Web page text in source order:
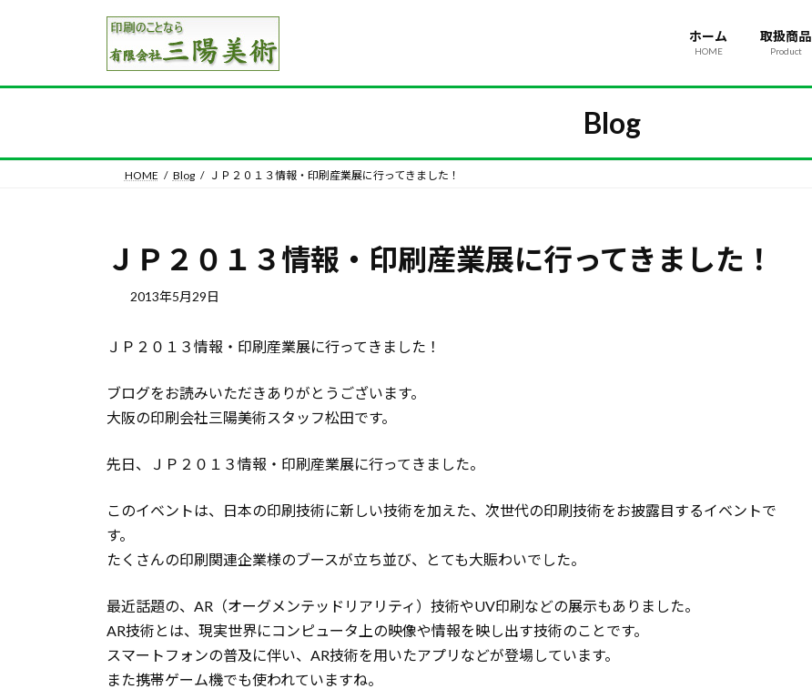
キ
に
ホーム
HOME
取扱商品
Product
Blog
HOME Blog ＪＰ２０１３情報・印刷産業展に行ってきました！
ＪＰ２０１３情報・印刷産業展に行ってきました！
2013年5月29日
ＪＰ２０１３情報・印刷産業展に行ってきました！
ブログをお読みいただきありがとうございます。
大阪の印刷会社三陽美術スタッフ松田です。
先日、ＪＰ２０１３情報・印刷産業展に行ってきました。
このイベントは、日本の印刷技術に新しい技術を加えた、次世代の印刷技術をお披露目するイベントで
す。
たくさんの印刷関連企業様のブースが立ち並び、とても大賑わいでした。
最近話題の、AR（オーグメンテッドリアリティ）技術やUV印刷などの展示もありました。
AR技術とは、現実世界にコンピュータ上の映像や情報を映し出す技術のことです。
スマートフォンの普及に伴い、AR技術を用いたアプリなどが登場しています。
また携帯ゲーム機でも使われていますね。